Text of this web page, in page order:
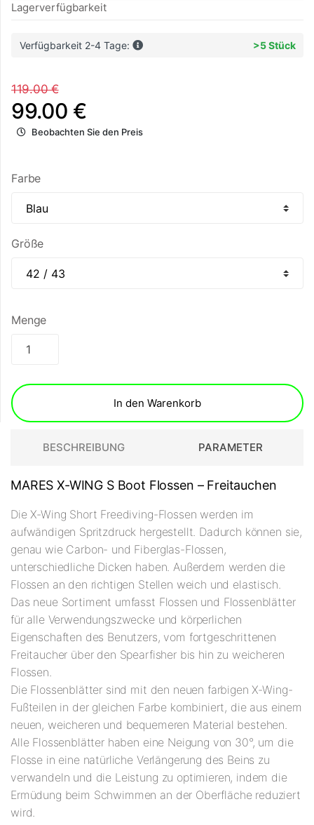
Lagerverfügbarkeit
Verfügbarkeit 2-4 Tage: >5 Stück
119.00 €
99.00 €
Beobachten Sie den Preis
Farbe
Größe
Menge
In den Warenkorb
BESCHREIBUNG PARAMETER
MARES X-WING S Boot Flossen – Freitauchen
Die X-Wing Short Freediving-Flossen werden im
aufwändigen Spritzdruck hergestellt. Dadurch können sie,
genau wie Carbon- und Fiberglas-Flossen,
unterschiedliche Dicken haben. Außerdem werden die
Flossen an den richtigen Stellen weich und elastisch.
Das neue Sortiment umfasst Flossen und Flossenblätter
für alle Verwendungszwecke und körperlichen
Eigenschaften des Benutzers, vom fortgeschrittenen
Freitaucher über den Spearfisher bis hin zu weicheren
Flossen.
Die Flossenblätter sind mit den neuen farbigen X-Wing-
Fußteilen in der gleichen Farbe kombiniert, die aus einem
neuen, weicheren und bequemeren Material bestehen.
Alle Flossenblätter haben eine Neigung von 30°, um die
Flosse in eine natürliche Verlängerung des Beins zu
verwandeln und die Leistung zu optimieren, indem die
Ermüdung beim Schwimmen an der Oberfläche reduziert
wird.